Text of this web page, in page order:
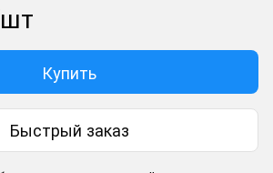
Купить
Быстрый заказ